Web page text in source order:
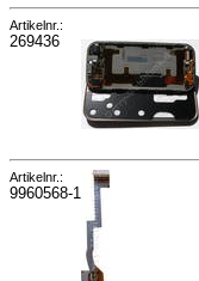
Artikelnr.:
269436
Artikelnr.:
9960568-1